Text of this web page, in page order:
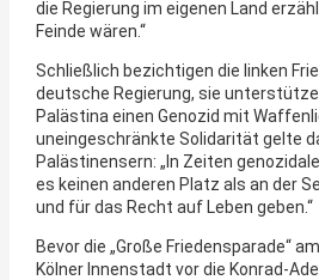
die Regierung im eigenen Land
Feinde wären.“
Schließlich bezichtigen die linken
deutsche Regierung, sie
Palästina einen Genozid mit
uneingeschränkte Solidarität gelte
Palästinensern: „In Zeiten
es keinen anderen Platz als an der
und für das Recht auf Leben geben.“
Bevor die „Große Friedensparade“
Kölner Innenstadt vor die Konrad-